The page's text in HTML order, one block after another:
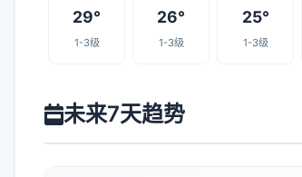
29°
1-3级
26°
1-3级
25°
1-3级
未来7天趋势